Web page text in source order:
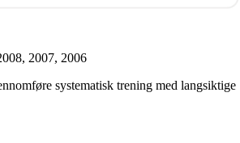
2007, 2006
systematisk trening med langsiktige